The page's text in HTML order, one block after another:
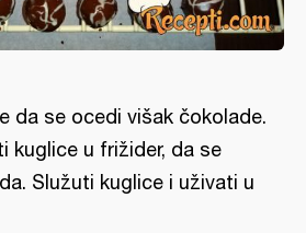
da se ocedi višak čokolade.
kuglice u frižider, da se
Služuti kuglice i uživati u